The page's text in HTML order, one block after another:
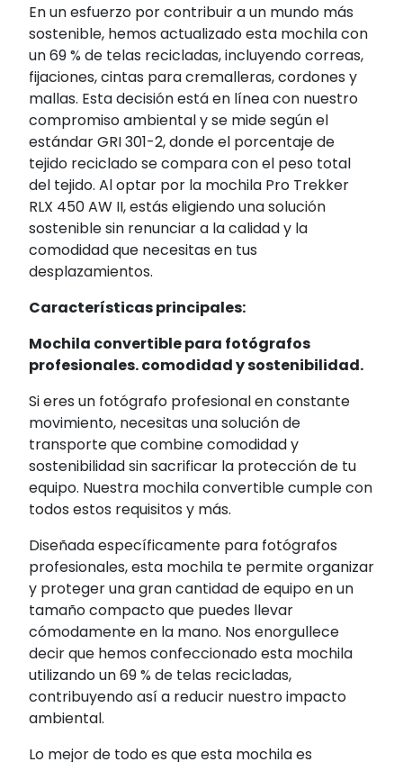
En un esfuerzo por contribuir a un mundo más
sostenible, hemos actualizado esta mochila con
un 69 % de telas recicladas, incluyendo correas,
fijaciones, cintas para cremalleras, cordones y
mallas. Esta decisión está en línea con nuestro
compromiso ambiental y se mide según el
estándar GRI 301-2, donde el porcentaje de
tejido reciclado se compara con el peso total
del tejido. Al optar por la mochila Pro Trekker
RLX 450 AW II, estás eligiendo una solución
sostenible sin renunciar a la calidad y la
comodidad que necesitas en tus
desplazamientos.
Características principales:
Mochila convertible para fotógrafos
profesionales. comodidad y sostenibilidad.
Si eres un fotógrafo profesional en constante
movimiento, necesitas una solución de
transporte que combine comodidad y
sostenibilidad sin sacrificar la protección de tu
equipo. Nuestra mochila convertible cumple con
todos estos requisitos y más.
Diseñada específicamente para fotógrafos
profesionales, esta mochila te permite organizar
y proteger una gran cantidad de equipo en un
tamaño compacto que puedes llevar
cómodamente en la mano. Nos enorgullece
decir que hemos confeccionado esta mochila
utilizando un 69 % de telas recicladas,
contribuyendo así a reducir nuestro impacto
ambiental.
Lo mejor de todo es que esta mochila es